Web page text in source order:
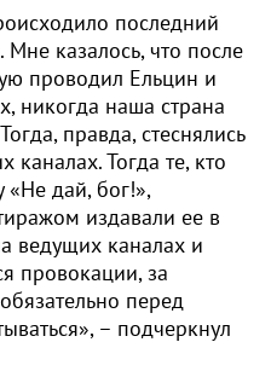
последний
Мне казалось, что после
проводил Ельцин и
никогда наша страна
правда, стеснялись
каналах. Тогда те, кто
«Не дай, бог!»,
издавали ее в
ведущих каналах и
провокации, за
перед
– подчеркнул